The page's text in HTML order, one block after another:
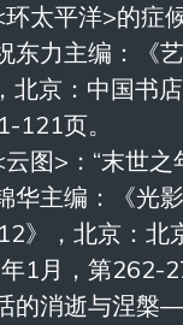
太平洋>的症
东力主编：《
北京：中国书
121页。
图>：“末世之
华主编：《光
》，北京：北
1月，第262-
的消逝与涅槃